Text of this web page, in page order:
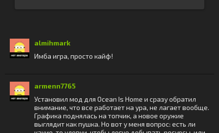
almihmark
Имба игра, просто кайф!
armenn7765
Установил мод для Ocean Is Home и сразу обратил
внимание, что все работает на ура, не лагает вообще.
Графика поднялась на топчик, а новое оружие
выглядит как пушка. Но вот у меня вопрос: есть ли